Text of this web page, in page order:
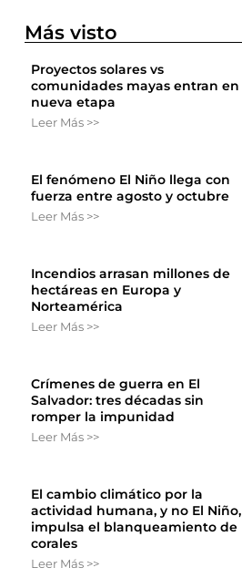
Más visto
Proyectos solares vs
comunidades mayas entran en
nueva etapa
Leer Más >>
El fenómeno El Niño llega con
fuerza entre agosto y octubre
Leer Más >>
Incendios arrasan millones de
hectáreas en Europa y
Norteamérica
Leer Más >>
Crímenes de guerra en El
Salvador: tres décadas sin
romper la impunidad
Leer Más >>
El cambio climático por la
actividad humana, y no El Niño,
impulsa el blanqueamiento de
corales
Leer Más >>